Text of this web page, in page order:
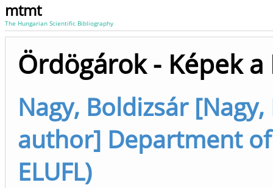
mtmt
The Hungarian Scientific Bibliography
Ördögárok - Képek
Nagy, Boldizsár
author] Department
ELUFL)